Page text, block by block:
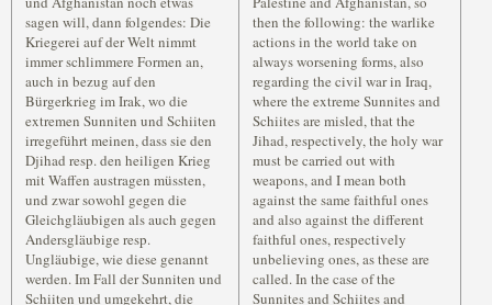
sagen will, dann folgendes: Die
Kriegerei auf der Welt nimmt
immer schlimmere Formen an,
auch in bezug auf den
Bürgerkrieg im Irak, wo die
extremen Sunniten und Schiiten
irregeführt meinen, dass sie den
Djihad resp. den heiligen Krieg
mit Waffen austragen müssten,
und zwar sowohl gegen die
Gleichgläubigen als auch gegen
Andersgläubige resp.
Ungläubige, wie diese genannt
werden. Im Fall der Sunniten und
Schiiten und umgekehrt, die
then the following: the warlike
actions in the world take on
always worsening forms, also
regarding the civil war in Iraq,
where the extreme Sunnites and
Schiites are misled, that the
Jihad, respectively, the holy war
must be carried out with
weapons, and I mean both
against the same faithful ones
and also against the different
faithful ones, respectively
unbelieving ones, as these are
called. In the case of the
Sunnites and Schiites and